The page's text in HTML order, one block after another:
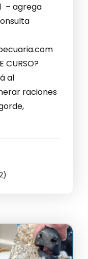
– agrega
CURSO?
al
raciones